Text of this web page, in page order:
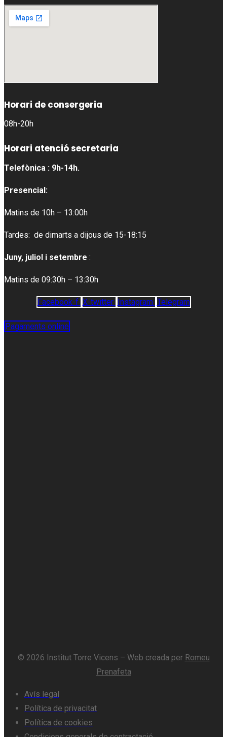
Horari de consergeria
08h-20h
Horari atenció secretaria
Telefònica : 9h-14h.
Presencial:
Matins de 10h – 13:00h
Tardes: de dimarts a dijous de 15-18:15
Juny, juliol i setembre :
Matins de 09:30h – 13:30h
Facebook-f X-twitter Instagram Telegram
Pagaments online
© 2026 Institut Torre Vicens – Web creada per Romeu
Prenafeta
Avís legal
Política de privacitat
Política de cookies